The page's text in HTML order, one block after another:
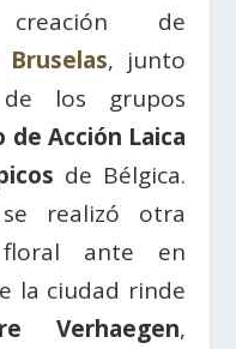
de
, junto
los grupos
de Acción Laica
de Bélgica.
realizó otra
ante en
la ciudad rinde
Verhaegen,